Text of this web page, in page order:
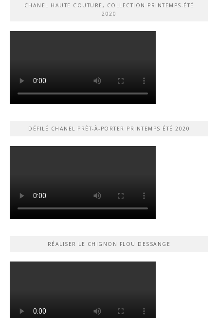
CHANEL HAUTE COUTURE, COLLECTION PRINTEMPS-ÉTÉ
2020
DÉFILÉ CHANEL PRÊT-À-PORTER PRINTEMPS ÉTÉ 2020
RÉALISER LE CHIGNON FLOU DESSANGE